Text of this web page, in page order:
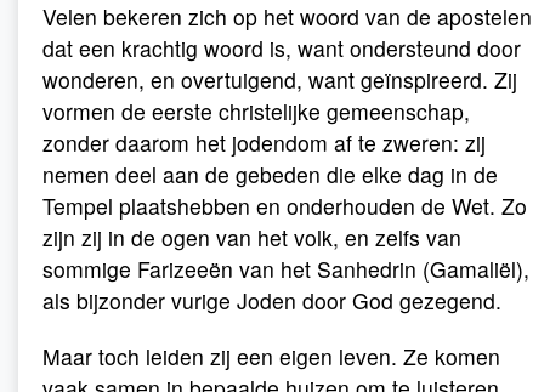
Velen bekeren zich op het woord van de apostelen
dat een krachtig woord is, want ondersteund door
wonderen, en overtuigend, want geïnspireerd. Zij
vormen de eerste christelijke gemeenschap,
zonder daarom het jodendom af te zweren: zij
nemen deel aan de gebeden die elke dag in de
Tempel plaatshebben en onderhouden de Wet. Zo
zijn zij in de ogen van het volk, en zelfs van
sommige Farizeeën van het Sanhedrin (Gamaliël),
als bijzonder vurige Joden door God gezegend.
Maar toch leiden zij een eigen leven. Ze komen